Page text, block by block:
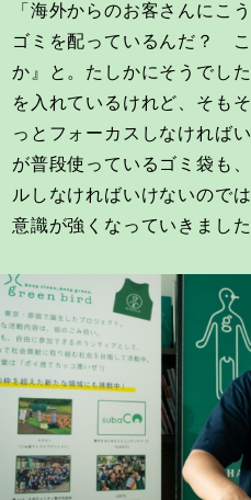
「海外からのお客さんにこ
ゴミを配っているんだ？
か』と。たしかにそうでし
を入れているけれど、そも
っとフォーカスしなければ
が普段使っているゴミ袋も
ルしなければいけないので
意識が強くなっていきました